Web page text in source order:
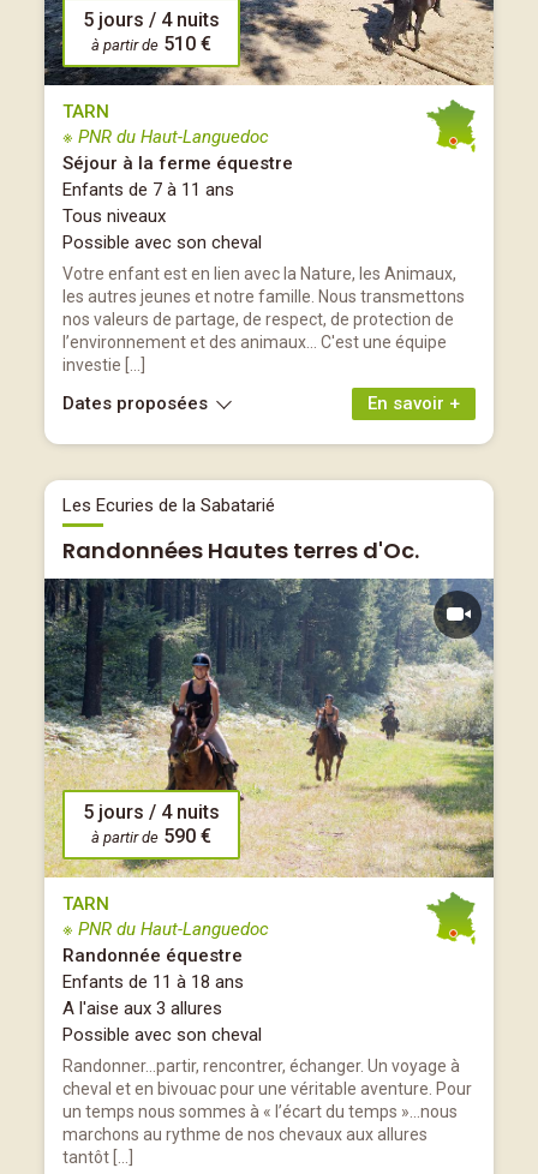
5 jours / 4 nuits
à partir de 510 €
TARN
※ PNR du Haut-Languedoc
Séjour à la ferme équestre
Enfants de 7 à 11 ans
Tous niveaux
Possible avec son cheval
Votre enfant est en lien avec la Nature, les Animaux,
les autres jeunes et notre famille. Nous transmettons
nos valeurs de partage, de respect, de protection de
l’environnement et des animaux… C'est une équipe
investie […]
En savoir +
Dates proposées
Les Ecuries de la Sabatarié
Randonnées Hautes terres d'Oc.
5 jours / 4 nuits
à partir de 590 €
TARN
※ PNR du Haut-Languedoc
Randonnée équestre
Enfants de 11 à 18 ans
A l'aise aux 3 allures
Possible avec son cheval
Randonner…partir, rencontrer, échanger. Un voyage à
cheval et en bivouac pour une véritable aventure. Pour
un temps nous sommes à « l’écart du temps »…nous
marchons au rythme de nos chevaux aux allures
tantôt […]